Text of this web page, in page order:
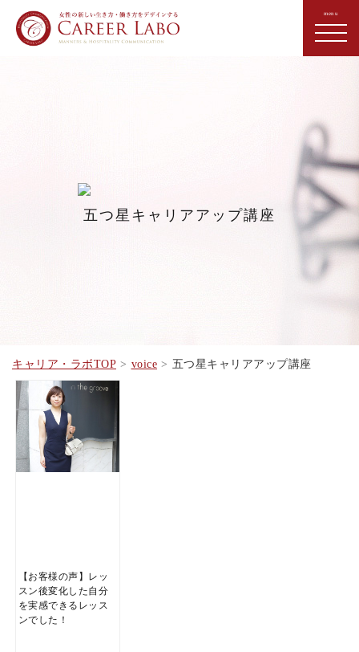
五つ星キャリアアップ講座
キャリア・ラボTOP voice 五つ星キャリアアップ講座
【お客様の声】レッ
スン後変化した自分
を実感できるレッス
ンでした！